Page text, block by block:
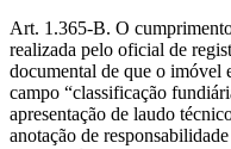
Art. 1.365-B. O
realizada pelo oficial de
documental de que o imóvel
campo “classificação
apresentação de laudo
anotação de